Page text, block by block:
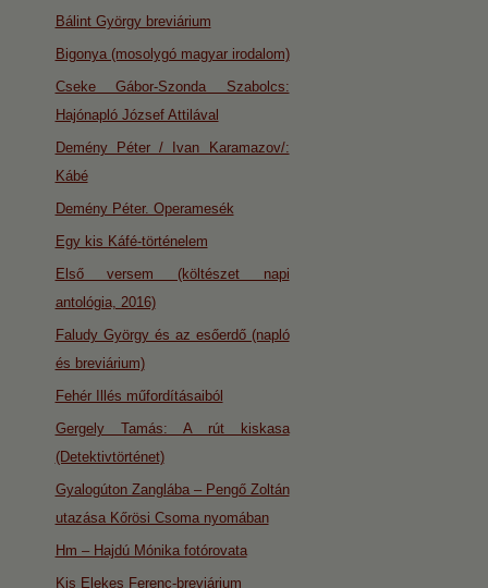
Bálint György breviárium
Bigonya (mosolygó magyar irodalom)
Cseke Gábor-Szonda Szabolcs:
Hajónapló József Attilával
Demény Péter / Ivan Karamazov/:
Kábé
Demény Péter. Operamesék
Egy kis Káfé-történelem
Első versem (költészet napi
antológia, 2016)
Faludy György és az esőerdő (napló
és breviárium)
Fehér Illés műfordításaiból
Gergely Tamás: A rút kiskasa
(Detektivtörténet)
Gyalogúton Zanglába – Pengő Zoltán
utazása Kőrösi Csoma nyomában
Hm – Hajdú Mónika fotórovata
Kis Elekes Ferenc-breviárium